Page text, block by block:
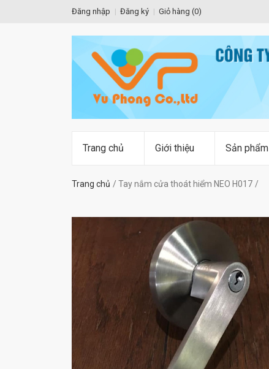
Đăng nhập Đăng ký Giỏ hàng (0)
Trang chủ Giới thiệu Sản phẩm
Trang chủ Tay nắm cửa thoát hiểm NEO H017